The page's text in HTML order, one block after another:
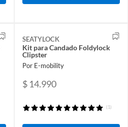
SEATYLOCK
Kit para Candado Foldylock
Clipster
Por E-mobility
$ 14.990
(1)